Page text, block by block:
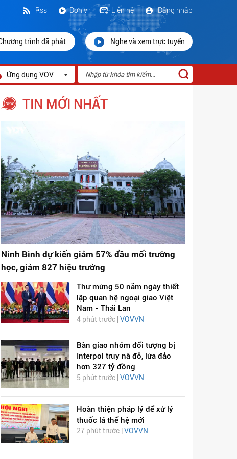
Đăng nhập
Liên hệ
Đơn vị
Rss
trình đã phát Nghe và xem trực tuyến
Ứng dụng VOV
TIN MỚI NHẤT
Ninh Bình dự kiến giảm 57% đầu mối trường
học, giảm 827 hiệu trưởng
Thư mừng 50 năm ngày thiết
lập quan hệ ngoại giao Việt
Nam - Thái Lan
4 phút trước | VOVVN
Bàn giao nhóm đối tượng bị
Interpol truy nã đỏ, lừa đảo
hơn 327 tỷ đồng
5 phút trước | VOVVN
Hoàn thiện pháp lý để xử lý
thuốc lá thế hệ mới
27 phút trước | VOVVN